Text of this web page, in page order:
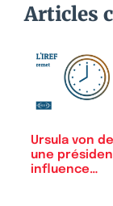
Articles
Ursula von
une
influence…